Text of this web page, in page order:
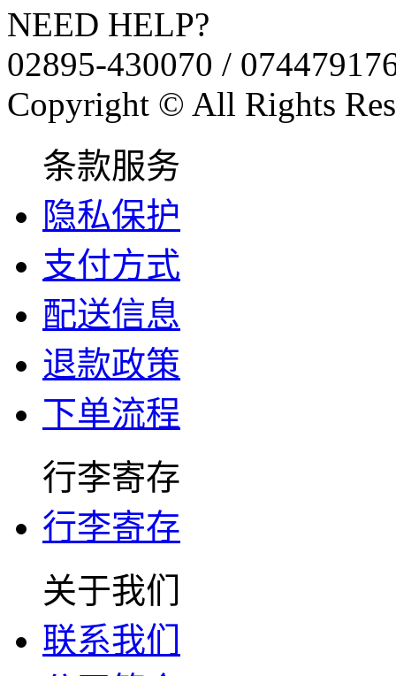
NEED HELP?
02895-430070 /
Copyright © All Rights
条款服务
隐私保护
支付方式
配送信息
退款政策
下单流程
行李寄存
行李寄存
关于我们
联系我们